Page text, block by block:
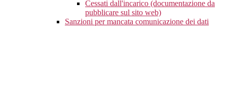
Cessati dall'incarico (documentazione da
pubblicare sul sito web)
Sanzioni per mancata comunicazione dei dati